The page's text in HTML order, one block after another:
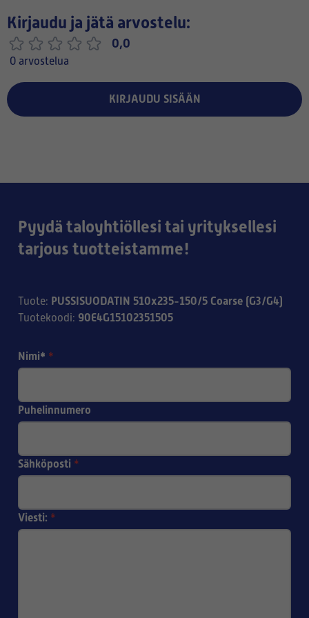
Kirjaudu ja jätä arvostelu:
0,0
0 arvostelua
KIRJAUDU SISÄÄN
Pyydä taloyhtiöllesi tai yrityksellesi
tarjous tuotteistamme!
Tuote: PUSSISUODATIN 510x235-150/5 Coarse (G3/G4)
Tuotekoodi: 90E4G15102351505
Nimi* *
Puhelinnumero
Sähköposti *
Viesti: *